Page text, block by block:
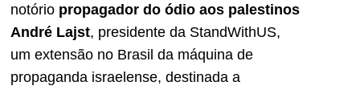
notório propagador do ódio aos palestinos
André Lajst, presidente da StandWithUS,
um extensão no Brasil da máquina de
propaganda israelense, destinada a